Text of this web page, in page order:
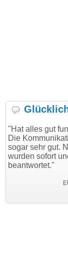
gut funktioniert.
war
gut. Nachfragen
und
EUROIMMUN